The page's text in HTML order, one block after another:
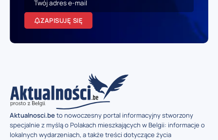
ZAPISUJĘ SIĘ
Aktualnosci.beto nowoczesny portal informacyjny stworzony
specjalnie z myślą o Polakach mieszkających w Belgii: informacje o
lokalnych wydarzeniach, a także treści dotyczące życia